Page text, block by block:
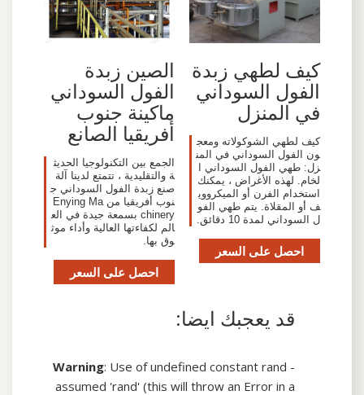
كيف لطهي زبدة
الفول السوداني
في المنزل
كيف لطهي الشوكولاته ومعج
ون الفول السوداني في المن
زل: طهي الفول السوداني ا
لخام. لهذه الأغراض ، يمكنك
استخدام الفرن أو الميكرووي
ف أو المقلاة. يتم طهي الفو
ل السوداني لمدة 10 دقائق.
احصل على السعر
الصين زبدة
الفول السوداني
ماكينة جنوب
أفريقيا الصانع
الجمع بين التكنولوجيا الحديث
ة والتقليدية ، تتمتع لدينا آلة
صنع زبدة الفول السوداني ج
نوب أفريقيا من Enying Ma
chinery بسمعة جيدة في الع
الم لكفاءتها العالية وأداء موث
وق بها.
احصل على السعر
قد يعجبك ايضا:
Warning: Use of undefined constant rand -
assumed 'rand' (this will throw an Error in a